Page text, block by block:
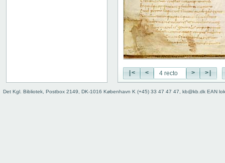
|< < > >|
Det Kgl. Bibliotek, Postbox 2149, DK-1016 København K (+45) 33 47 47 47, kb@kb.dk EAN